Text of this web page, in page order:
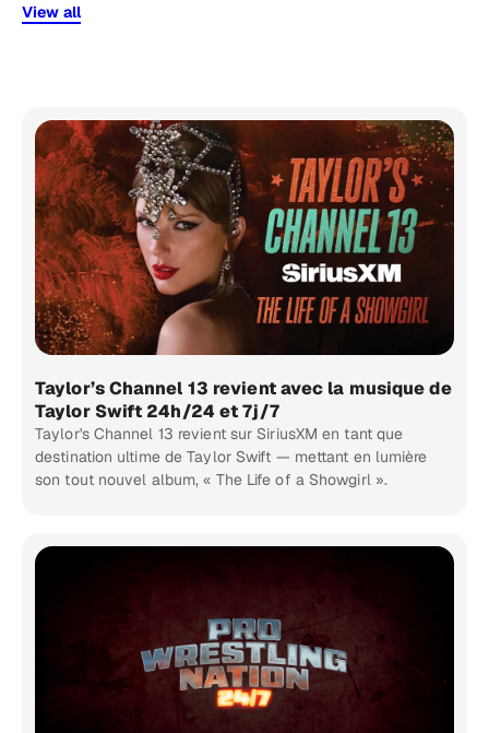
View all
Taylor’s Channel 13 revient avec la musique de
Taylor Swift 24h/24 et 7j/7
Taylor's Channel 13 revient sur SiriusXM en tant que
destination ultime de Taylor Swift — mettant en lumière
son tout nouvel album, « The Life of a Showgirl ».